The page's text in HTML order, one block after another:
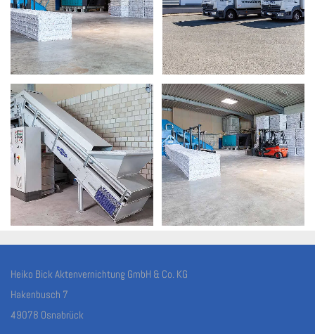
Heiko Bick Aktenvernichtung GmbH & Co. KG
Hakenbusch 7
49078 Osnabrück